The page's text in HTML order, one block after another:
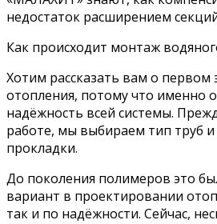
недостаток расширением
Как происходит монтаж
Хотим рассказать вам о первом
отопления, потому что именно
надёжность всей системы.
работе, мы выбираем тип труб
прокладки.
До поколения полимеров это
вариант в проектировании
так и по надёжности. Сейчас,